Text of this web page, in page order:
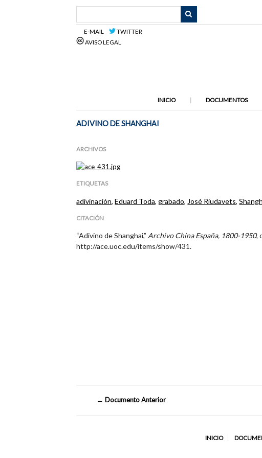
E-MAIL
TWITTER
AVISO LEGAL
INICIO DOCUMENTOS
ADIVINO DE SHANGHAI
ARCHIVOS
ETIQUETAS
adivinación,Eduard Toda,grabado, José Riudavets,
CITACIÓN
“Adivino de Shanghai,”Archivo China España, 1800-1950,
http://ace.uoc.edu/items/show/431.
← Documento Anterior
INICIO